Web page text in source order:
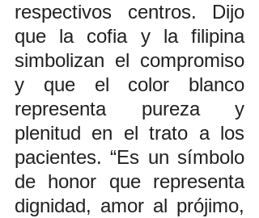
respectivos centros. Dijo
que la cofia y la filipina
simbolizan el compromiso
y que el color blanco
representa pureza y
plenitud en el trato a los
pacientes. “Es un símbolo
de honor que representa
dignidad, amor al prójimo,